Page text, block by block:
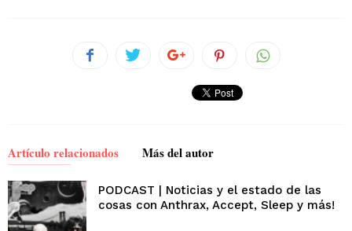
Artículo relacionados Más del autor
PODCAST | Noticias y el estado de las
cosas con Anthrax, Accept, Sleep y más!